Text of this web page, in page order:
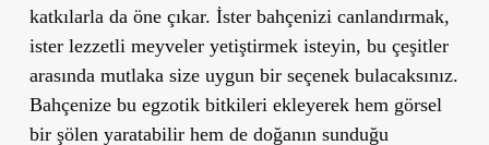
katkılarla da öne çıkar. İster bahçenizi canlandırmak,
ister lezzetli meyveler yetiştirmek isteyin, bu çeşitler
arasında mutlaka size uygun bir seçenek bulacaksınız.
Bahçenize bu egzotik bitkileri ekleyerek hem görsel
bir şölen yaratabilir hem de doğanın sunduğu